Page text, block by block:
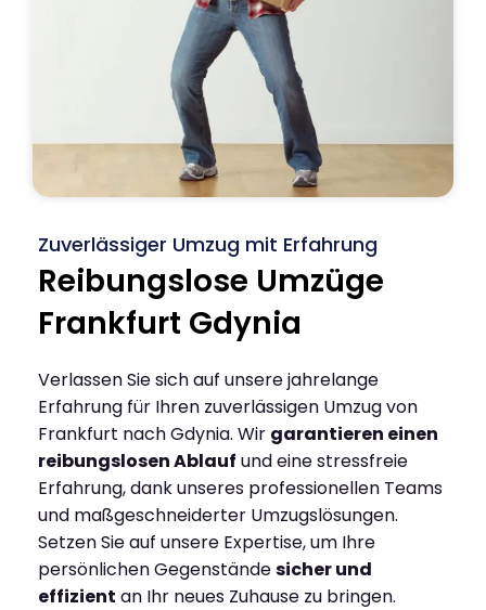
Zuverlässiger Umzug mit Erfahrung
Reibungslose Umzüge
Frankfurt Gdynia
Verlassen Sie sich auf unsere jahrelange
Erfahrung für Ihren zuverlässigen Umzug von
Frankfurt nach Gdynia. Wir garantieren einen
reibungslosen Ablauf und eine stressfreie
Erfahrung, dank unseres professionellen Teams
und maßgeschneiderter Umzugslösungen.
Setzen Sie auf unsere Expertise, um Ihre
persönlichen Gegenständesicher und
effizient an Ihr neues Zuhause zu bringen.